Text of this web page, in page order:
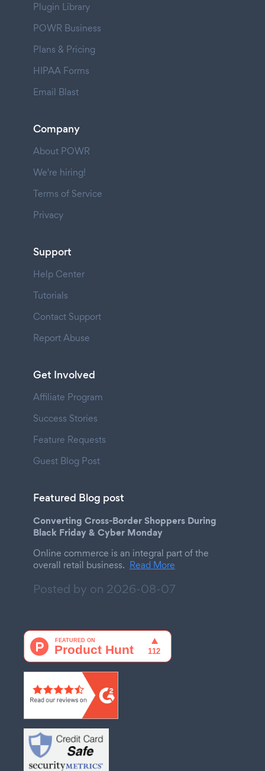
Plugin Library
POWR Business
Plans & Pricing
HIPAA Forms
Email Blast
Company
About POWR
We're hiring!
Terms of Service
Privacy
Support
Help Center
Tutorials
Contact Support
Report Abuse
Get Involved
Affiliate Program
Success Stories
Feature Requests
Guest Blog Post
Featured Blog post
Converting Cross-Border Shoppers During
Black Friday & Cyber Monday
Online commerce is an integral part of the
overall retail business. Read More
Posted by on 2026-08-07